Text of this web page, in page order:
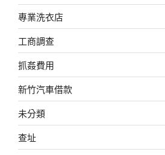
專業洗衣店
工商調查
抓姦費用
新竹汽車借款
未分類
查址